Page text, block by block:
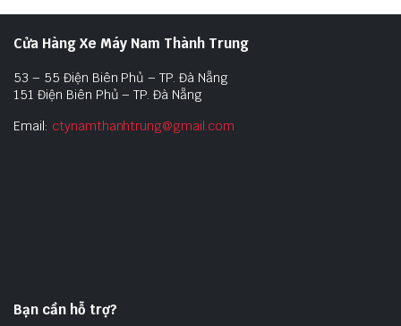
Cửa Hàng Xe Máy Nam Thành Trung
53 – 55 Điện Biên Phủ – TP. Đà Nẵng
151 Điện Biên Phủ – TP. Đà Nẵng
Email: ctynamthanhtrung@gmail.com
Bạn cần hỗ trợ?